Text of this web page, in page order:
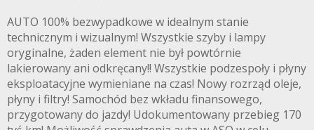
AUTO 100% bezwypadkowe w idealnym stanie
technicznym i wizualnym! Wszystkie szyby i lampy
oryginalne, żaden element nie był powtórnie
lakierowany ani odkręcany!! Wszystkie podzespoły i płyny
eksploatacyjne wymieniane na czas! Nowy rozrząd oleje,
płyny i filtry! Samochód bez wkładu finansowego,
przygotowany do jazdy! Udokumentowany przebieg 170